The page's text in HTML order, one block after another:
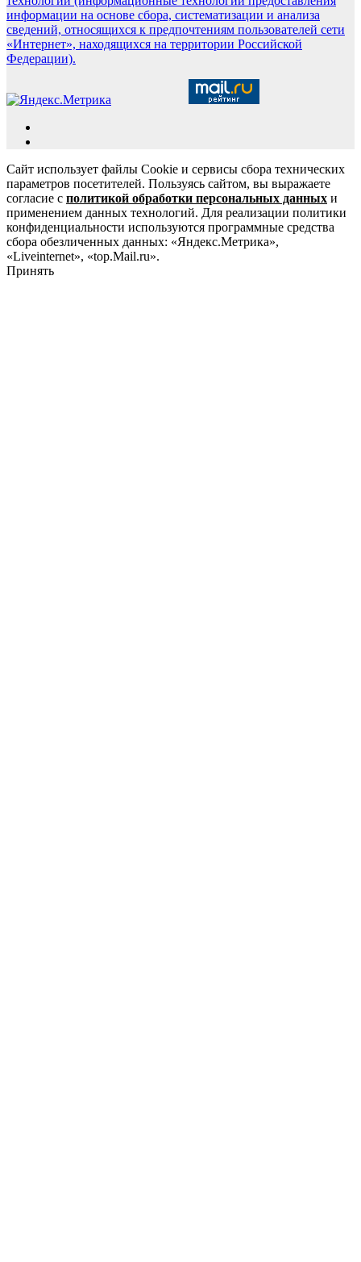
информации на основе сбора, систематизации и анализа
сведений, относящихся к предпочтениям пользователей сети
«Интернет», находящихся на территории Российской
Федерации).
Сайт использует файлы Cookie и сервисы сбора технических
параметров посетителей. Пользуясь сайтом, вы выражаете
согласие с политикой обработки персональных данных и
применением данных технологий. Для реализации политики
конфиденциальности используются программные средства
сбора обезличенных данных: «Яндекс.Метрика»,
«Liveinternet», «top.Mail.ru».
Принять